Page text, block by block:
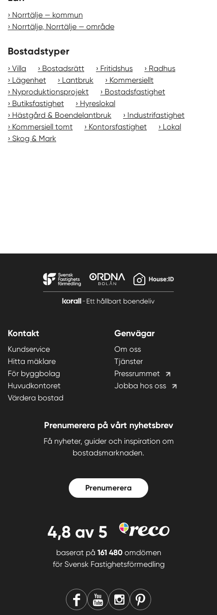
Norrtälje — kommun
Norrtälje, Norrtälje — område
Bostadstyper
Villa Bostadsrätt Fritidshus
Radhus
Lägenhet
Lantbruk
Kommersiellt
Nyproduktionsprojekt
Bostadsfastighet
Butiksfastighet
Hyreslokal
Hästgård & Boendelantbruk
Industrifastighet
Kommersiell tomt
Kontorsfastighet
Lokal
Skog & Mark
Kontakt
Kundservice
Hitta mäklare
För byggbolag
Huvudkontoret
Värdera bostad
Genvägar
Om oss
Tjänster
Pressrummet
Jobba hos oss
Prenumerera på vårt nyhetsbrev
Få nyheter, guider och inspiration om
bostadsmarknaden.
Prenumerera
4,8 av 5
baserat på 161 480omdömen
för Svensk Fastighetsförmedling